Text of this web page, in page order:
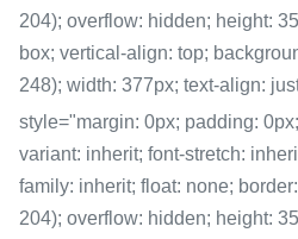
204); overflow: hidden; height:
box; vertical-align: top;
248); width: 377px; text-align:
style="margin: 0px; padding:
variant: inherit; font-stretch:
family: inherit; float: none;
204); overflow: hidden; height: